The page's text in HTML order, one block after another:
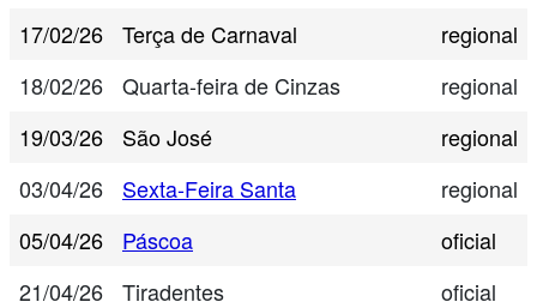
17/02/26
Terça de Carnaval
regional
18/02/26
Quarta-feira de Cinzas
regional
19/03/26
São José
regional
03/04/26
Sexta-Feira Santa
regional
05/04/26
Páscoa
oficial
21/04/26
Tiradentes
oficial